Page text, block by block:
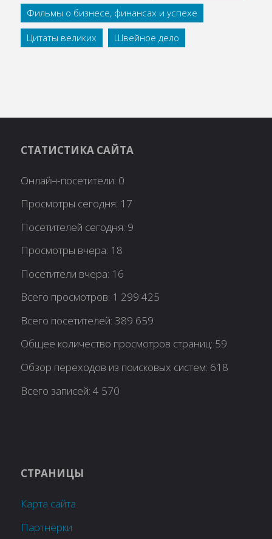
Фильмы о бизнесе, финансах и успехе
Цитаты великих
Швейное дело
СТАТИСТИКА САЙТА
Онлайн-посетители: 0
Просмотры сегодня: 17
Посетителей сегодня: 9
Просмотры вчера: 18
Посетители вчера: 16
Всего просмотров: 1 299 425
Всего посетителей:389 659
Общее количество просмотров страниц: 59
Обзор переходов из поисковых систем: 618
Всего записей:4 570
СТРАНИЦЫ
Карта сайта
Партнёрки